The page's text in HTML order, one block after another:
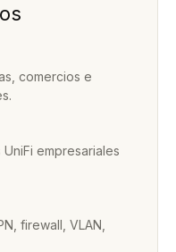
comercios e
empresariales
firewall, VLAN,